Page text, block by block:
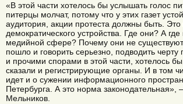
«В этой части хотелось бы услышать голос
питерцы молчат, потому что у этих газет
аудитория, акции протеста должны быть.
демократического устройства. Где они? А
медийной сфере? Почему они не
пошло и говорить серьезно, подводить
и прочими спорами в этой части, хотелось
сказали и регистрирующие органы. И в том
идет и о сужении информационного
Петербурга. А это норма законодательная»,
Мельников.